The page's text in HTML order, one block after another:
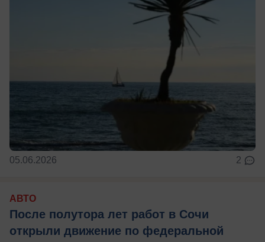
05.06.2026 2
АВТО
После полутора лет работ в Сочи
открыли движение по федеральной